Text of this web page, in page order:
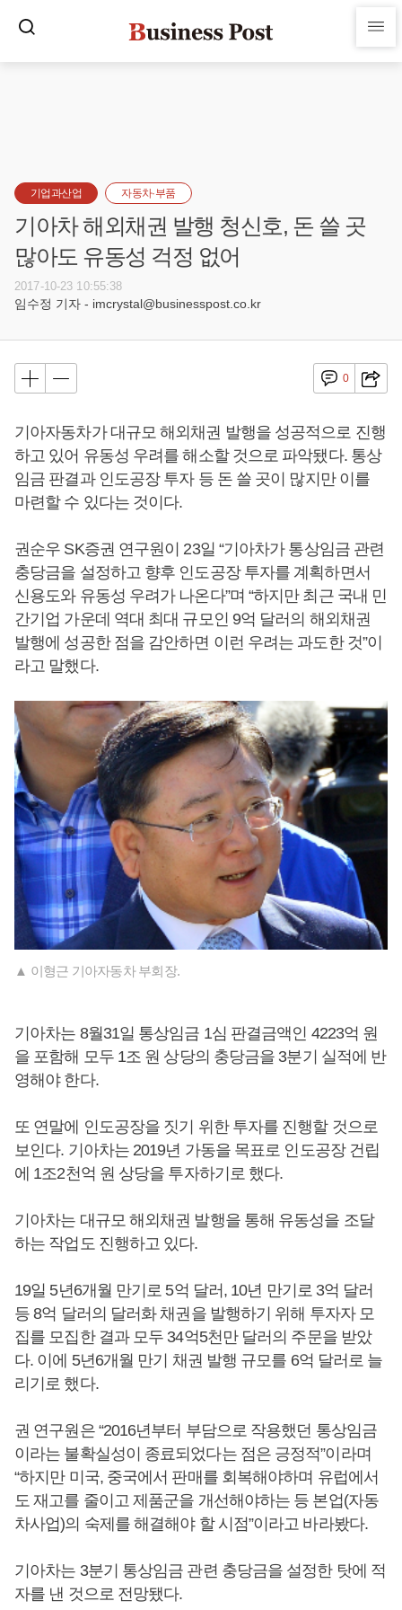
기업과산업 자동차·부품
기아차 해외채권 발행 청신호, 돈 쓸 곳
많아도 유동성 걱정 없어
2017-10-23 10:55:38
임수정 기자 - imcrystal@businesspost.co.kr
0
기아자동차가 대규모 해외채권 발행을 성공적으로 진행
하고 있어 유동성 우려를 해소할 것으로 파악됐다. 통상
임금 판결과 인도공장 투자 등 돈 쓸 곳이 많지만 이를
마련할 수 있다는 것이다.
권순우 SK증권 연구원이 23일 “기아차가 통상임금 관련
충당금을 설정하고 향후 인도공장 투자를 계획하면서
신용도와 유동성 우려가 나온다”며 “하지만 최근 국내 민
간기업 가운데 역대 최대 규모인 9억 달러의 해외채권
발행에 성공한 점을 감안하면 이런 우려는 과도한 것”이
라고 말했다.
▲ 이형근 기아자동차 부회장.
기아차는 8월31일 통상임금 1심 판결금액인 4223억 원
을 포함해 모두 1조 원 상당의 충당금을 3분기 실적에 반
영해야 한다.
또 연말에 인도공장을 짓기 위한 투자를 진행할 것으로
보인다. 기아차는 2019년 가동을 목표로 인도공장 건립
에 1조2천억 원 상당을 투자하기로 했다.
기아차는 대규모 해외채권 발행을 통해 유동성을 조달
하는 작업도 진행하고 있다.
19일 5년6개월 만기로 5억 달러, 10년 만기로 3억 달러
등 8억 달러의 달러화 채권을 발행하기 위해 투자자 모
집를 모집한 결과 모두 34억5천만 달러의 주문을 받았
다. 이에 5년6개월 만기 채권 발행 규모를 6억 달러로 늘
리기로 했다.
권 연구원은 “2016년부터 부담으로 작용했던 통상임금
이라는 불확실성이 종료되었다는 점은 긍정적”이라며
“하지만 미국, 중국에서 판매를 회복해야하며 유럽에서
도 재고를 줄이고 제품군을 개선해야하는 등 본업(자동
차사업)의 숙제를 해결해야 할 시점”이라고 바라봤다.
기아차는 3분기 통상임금 관련 충당금을 설정한 탓에 적
자를 낸 것으로 전망됐다.